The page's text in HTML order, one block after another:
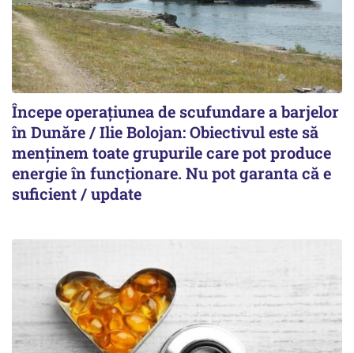
Începe operațiunea de scufundare a barjelor
în Dunăre / Ilie Bolojan: Obiectivul este să
menținem toate grupurile care pot produce
energie în funcționare. Nu pot garanta că e
suficient / update